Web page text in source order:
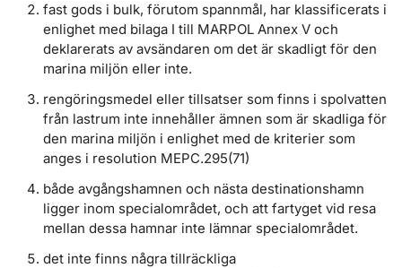
fast gods i bulk, förutom spannmål, har klassificerats i
enlighet med bilaga I till MARPOL Annex V och
deklarerats av avsändaren om det är skadligt för den
marina miljön eller inte.
rengöringsmedel eller tillsatser som finns i spolvatten
från lastrum inte innehåller ämnen som är skadliga för
den marina miljön i enlighet med de kriterier som
anges i resolution MEPC.295(71)
både avgångshamnen och nästa destinationshamn
ligger inom specialområdet, och att fartyget vid resa
mellan dessa hamnar inte lämnar specialområdet.
det inte finns några tillräckliga